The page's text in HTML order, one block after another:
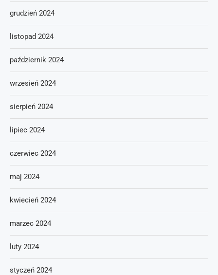
grudzień 2024
listopad 2024
październik 2024
wrzesień 2024
sierpień 2024
lipiec 2024
czerwiec 2024
maj 2024
kwiecień 2024
marzec 2024
luty 2024
styczeń 2024